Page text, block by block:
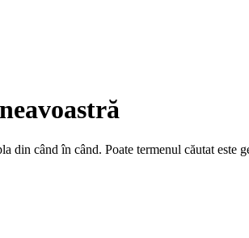
când în când. Poate termenul căutat este